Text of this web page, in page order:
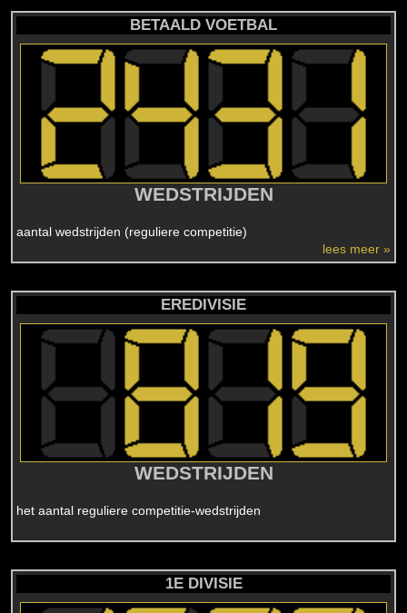
BETAALD VOETBAL
WEDSTRIJDEN
aantal wedstrijden (reguliere competitie)
lees meer »
EREDIVISIE
WEDSTRIJDEN
het aantal reguliere competitie-wedstrijden
1E DIVISIE